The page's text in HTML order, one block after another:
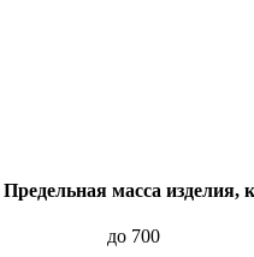
Предельная масса изделия,
до 700